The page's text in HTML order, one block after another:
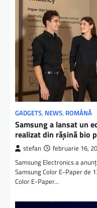
GADGETS, NEWS, ROMÂNĂ
Samsung a lansat un
realizat din rășină bio
stefan februarie 16,
Samsung Electronics a
Samsung Color E-Paper de
Color E-Paper…